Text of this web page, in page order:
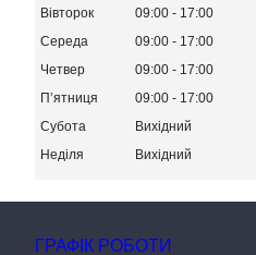
Вівторок
09:00
17:00
Середа
09:00
17:00
Четвер
09:00
17:00
Пʼятниця
09:00
17:00
Субота
Вихідний
Неділя
Вихідний
ГРАФІК РОБОТИ